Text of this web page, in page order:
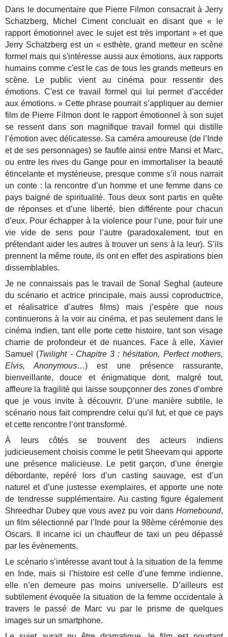
Dans le documentaire que Pierre Filmon consacrait à Jerry
Schatzberg, Michel Ciment concluait en disant que « le
rapport émotionnel avec le sujet est très important » et que
Jerry Schatzberg est un « esthète, grand metteur en scène
formel mais qui s'intéresse aussi aux émotions, aux rapports
humains comme c'est le cas de tous les grands metteurs en
scène. Le public vient au cinéma pour ressentir des
émotions. C'est ce travail formel qui lui permet d’accéder
aux émotions. » Cette phrase pourrait s’appliquer au dernier
film de Pierre Filmon dont le rapport émotionnel à son sujet
se ressent dans son magnifique travail formel qui distille
l’émotion avec délicatesse. Sa caméra amoureuse (de l’Inde
et de ses personnages) se faufile ainsi entre Mansi et Marc,
ou entre les rives du Gange pour en immortaliser la beauté
étincelante et mystérieuse, presque comme s’il nous narrait
un conte : la rencontre d’un homme et une femme dans ce
pays baigné de spiritualité. Tous deux sont partis en quête
de réponses et d’une liberté, bien différente pour chacun
d’eux. Pour échapper à la violence pour l’une, pour fuir une
vie vide de sens pour l’autre (paradoxalement, tout en
prétendant aider les autres à trouver un sens à la leur). S’ils
prennent la même route, ils ont en effet des aspirations bien
dissemblables.
Je ne connaissais pas le travail de Sonal Seghal (auteure
du scénario et actrice principale, mais aussi coproductrice,
et réalisatrice d’autres films) mais j’espère que nous
continuerons à la voir au cinéma, et pas seulement dans le
cinéma indien, tant elle porte cette histoire, tant son visage
charrie de profondeur et de nuances. Face à elle, Xavier
Samuel (Twilight - Chapitre 3 : hésitation, Perfect mothers,
Elvis, Anonymous…) est une présence rassurante,
bienveillante, douce et énigmatique dont, malgré tout,
affleure la fragilité qui laisse soupçonner des zones d’ombre
que je vous invite à découvrir. D’une manière subtile, le
scénario nous fait comprendre celui qu’il fut, et que ce pays
et cette rencontre l’ont transformé.
À leurs côtés se trouvent des acteurs indiens
judicieusement choisis comme le petit Sheevam qui apporte
une présence malicieuse. Le petit garçon, d’une énergie
débordante, repéré lors d’un casting sauvage, est d’un
naturel et d’une justesse exemplaires, et apporte une note
de tendresse supplémentaire. Au casting figure également
Shreedhar Dubey que vous avez pu voir dansHomebound,
un film sélectionné par l’Inde pour la 98ème cérémonie des
Oscars. Il incarne ici un chauffeur de taxi un peu dépassé
par les évènements.
Le scénario s’intéresse avant tout à la situation de la femme
en Inde, mais si l’histoire est celle d’une femme indienne,
elle n’en demeure pas moins universelle. D’ailleurs est
subtilement évoquée la situation de la femme occidentale à
travers le passé de Marc vu par le prisme de quelques
images sur un smartphone.